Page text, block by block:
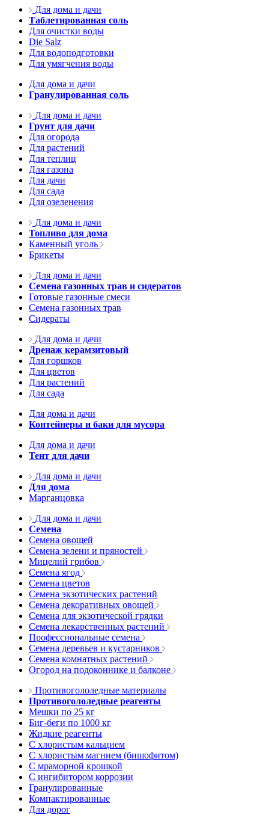
Для дома и дачи
Таблетированная соль
Для очистки воды
Die Salz
Для водоподготовки
Для умягчения воды
Для дома и дачи
Гранулированная соль
Для дома и дачи
Грунт для дачи
Для огорода
Для растений
Для теплиц
Для газона
Для дачи
Для сада
Для озеленения
Для дома и дачи
Топливо для дома
Каменный уголь
Брикеты
Для дома и дачи
Семена газонных трав и сидератов
Готовые газонные смеси
Семена газонных трав
Сидераты
Для дома и дачи
Дренаж керамзитовый
Для горшков
Для цветов
Для растений
Для сада
Для дома и дачи
Контейнеры и баки для мусора
Для дома и дачи
Тент для дачи
Для дома и дачи
Для дома
Марганцовка
Для дома и дачи
Семена
Семена овощей
Семена зелени и пряностей
Мицелий грибов
Семена ягод
Семена цветов
Семена экзотических растений
Семена декоративных овощей
Семена для экзотической грядки
Семена лекарственных растений
Профессиональные семена
Семена деревьев и кустарников
Семена комнатных растений
Огород на подоконнике и балконе
Противогололедные материалы
Противогололедные реагенты
Мешки по 25 кг
Биг-беги по 1000 кг
Жидкие реагенты
С хлористым кальцием
С хлористым магнием (бишофитом)
С мраморной крошкой
С ингибитором коррозии
Гранулированные
Компактированные
Для дорог